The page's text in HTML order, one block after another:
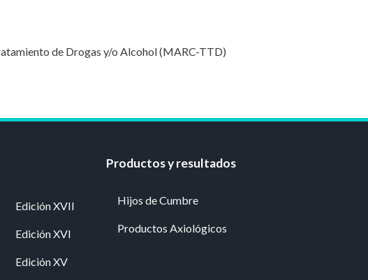
de Drogas y/o Alcohol (MARC-TTD)
Edición XVII
Edición XVI
Edición XV
Productos y resultados
Hijos de Cumbre
Productos Axiológicos